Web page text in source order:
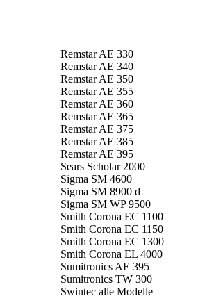
Remstar AE 330
Remstar AE 340
Remstar AE 350
Remstar AE 355
Remstar AE 360
Remstar AE 365
Remstar AE 375
Remstar AE 385
Remstar AE 395
Sears Scholar 2000
Sigma SM 4600
Sigma SM 8900 d
Sigma SM WP 9500
Smith Corona EC 1100
Smith Corona EC 1150
Smith Corona EC 1300
Smith Corona EL 4000
Sumitronics AE 395
Sumitronics TW 300
Swintec alle Modelle